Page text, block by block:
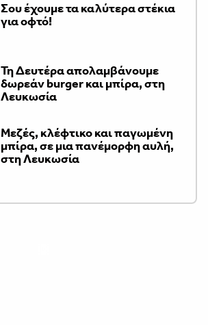
Σου έχουμε τα καλύτερα στέκια
για οφτό!
Τη Δευτέρα απολαμβάνουμε
δωρεάν burger και μπίρα, στη
Λευκωσία
Μεζές, κλέφτικο και παγωμένη
μπίρα, σε μια πανέμορφη αυλή,
στη Λευκωσία